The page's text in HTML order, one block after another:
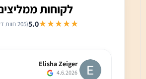
לקוחות
★★★★★
5.0(205 חוות דעת)
Elisha Zeiger
4.6.2026